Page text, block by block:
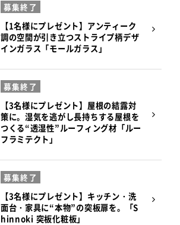
【1名様にプレゼント】アンティーク
調の空間が引き立つストライプ柄デザ
インガラス「モールガラス」
募集終了
【3名様にプレゼント】屋根の結露対
策に。湿気を逃がし長持ちする屋根を
つくる“透湿性”ルーフィング材「ルー
フラミテクト」
募集終了
【3名様にプレゼント】キッチン・洗
面台・家具に“本物”の突板扉を。「S
hinnoki 突板化粧板」
募集終了